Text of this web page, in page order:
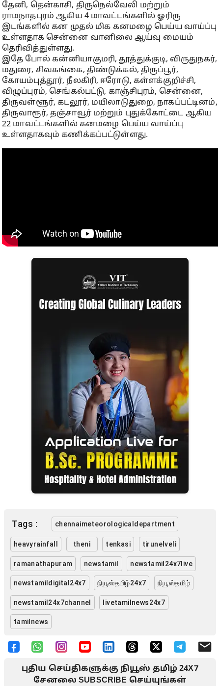
தேனி, தென்காசி, திருநெல்வேலி மற்றும்
ராமநாதபுரம் ஆகிய 4 மாவட்டங்களில் ஓரிரு
இடங்களில் கன முதல் மிக கனமழை பெய்ய வாய்ப்பு
உள்ளதாக சென்னை வானிலை ஆய்வு மையம்
தெரிவித்துள்ளது.
இதே போல் கன்னியாகுமரி, தூத்துக்குடி, விருதுநகர்,
மதுரை, சிவகங்கை, திண்டுக்கல், திருப்பூர்,
கோயம்புத்தூர், நீலகிரி, ஈரோடு, கள்ளக்குறிச்சி,
விழுப்புரம், செங்கல்பட்டு, காஞ்சிபுரம், சென்னை,
திருவள்ளூர், கடலூர், மயிலாடுதுறை, நாகப்பட்டினம்,
திருவாரூர், தஞ்சாவூர் மற்றும் புதுக்கோட்டை ஆகிய
22 மாவட்டங்களில் கனமழை பெய்ய வாய்ப்பு
உள்ளதாகவும் கணிக்கப்பட்டுள்ளது.
Tags : chennaimeteorologicaldepartment
heavyrainfall theni tenkasi tirunelveli
ramanathapuram newstamil newstamil24x7live
newstamildigital24x7 நியூஸ்தமிழ்24x7 நியூஸ்தமிழ்
newstamil24x7channel livetamilnews24x7
tamilnews
புதிய செய்திகளுக்கு நியூஸ் தமிழ் 24X7
சேனலை SUBSCRIBE செய்யுங்கள்